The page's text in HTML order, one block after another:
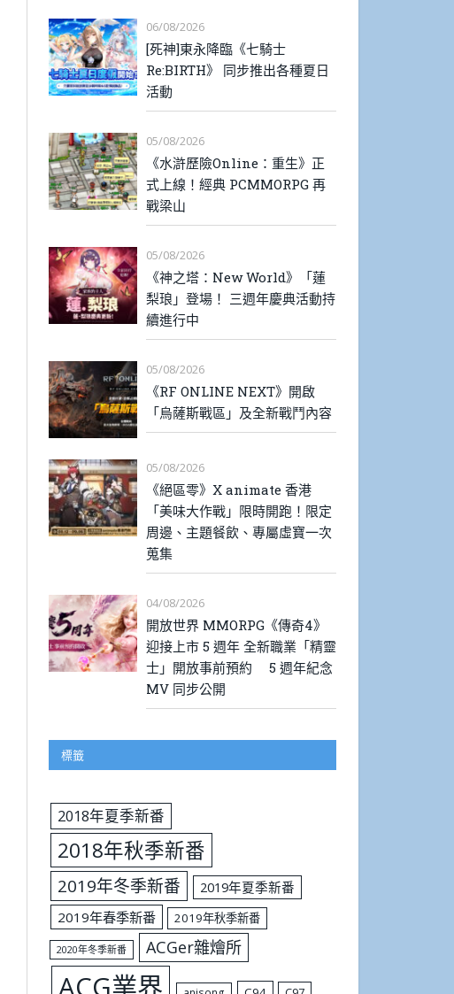
06/08/2026
[死神]東永降臨《七騎士
Re:BIRTH》 同步推出各種夏日
活動
05/08/2026
《水滸歷險Online：重生》正
式上線！經典 PCMMORPG 再
戰梁山
05/08/2026
《神之塔：New World》「蓮
梨琅」登場！ 三週年慶典活動持
續進行中
05/08/2026
《RF ONLINE NEXT》開啟
「烏薩斯戰區」及全新戰鬥內容
05/08/2026
《絕區零》X animate 香港
「美味大作戰」限時開跑！限定
周邊、主題餐飲、專屬虛寶一次
蒐集
04/08/2026
開放世界 MMORPG《傳奇4》
迎接上市 5 週年 全新職業「精靈
士」開放事前預約 5 週年紀念
MV 同步公開
標籤
2018年夏季新番
2018年秋季新番
2019年冬季新番
2019年夏季新番
2019年春季新番
2019年秋季新番
2020年冬季新番 ACGer雜燴所